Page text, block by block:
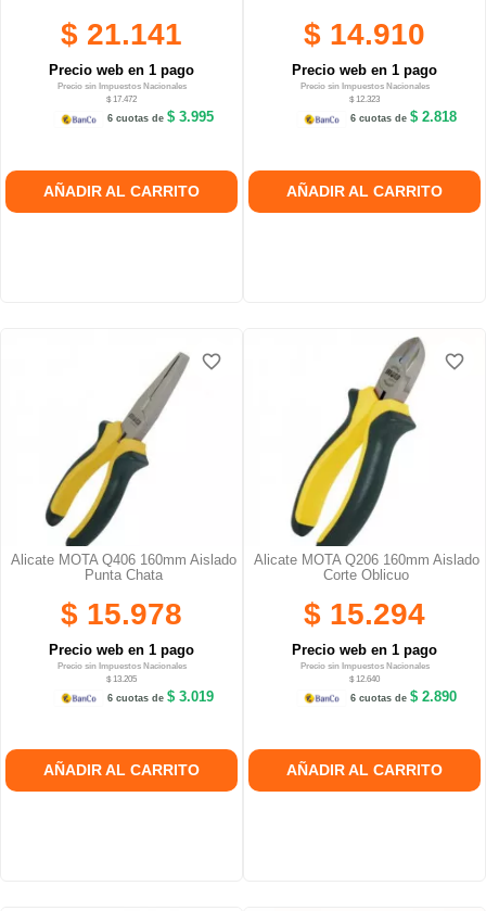
$ 21.141
Precio web en 1 pago
Precio sin Impuestos Nacionales
$ 17.472
6 cuotas de $ 3.995
AÑADIR AL CARRITO
$ 14.910
Precio web en 1 pago
Precio sin Impuestos Nacionales
$ 12.323
6 cuotas de $ 2.818
AÑADIR AL CARRITO
Alicate MOTA Q406 160mm Aislado
Punta Chata
$ 15.978
Precio web en 1 pago
Precio sin Impuestos Nacionales
$ 13.205
6 cuotas de $ 3.019
AÑADIR AL CARRITO
favorite_border
favorite_border
Alicate MOTA Q206 160mm Aislado
Corte Oblicuo
$ 15.294
Precio web en 1 pago
Precio sin Impuestos Nacionales
$ 12.640
6 cuotas de $ 2.890
AÑADIR AL CARRITO
favorite_border
favorite_border